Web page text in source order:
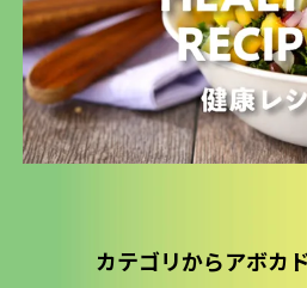
カテゴリからアボカ